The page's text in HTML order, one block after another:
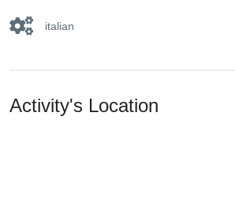
italian
Activity's Location